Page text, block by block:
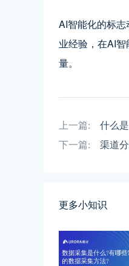
AI智能化的标
业经验，在AI
量。
上一篇:
什么
下一篇:
渠道
更多小知识